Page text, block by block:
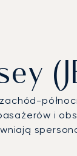
zachód-
i